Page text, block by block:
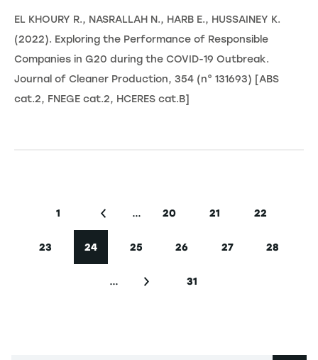
EL KHOURY R., NASRALLAH N., HARB E., HUSSAINEY K.
(2022). Exploring the Performance of Responsible
Companies in G20 during the COVID-19 Outbreak.
Journal of Cleaner Production, 354 (n° 131693) [ABS
cat.2, FNEGE cat.2, HCERES cat.B]
Erste Seite
1
Vorherige Seite
… Seite
20
Seite
21
Seite
22
Seite
23
Aktuelle Seite
24
Seite
25
Seite
26
Seite
27
Seite
28
… Nächste SeiteLetzte Seite
31